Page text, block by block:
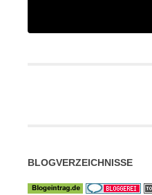
BLOGVERZEICHNISSE